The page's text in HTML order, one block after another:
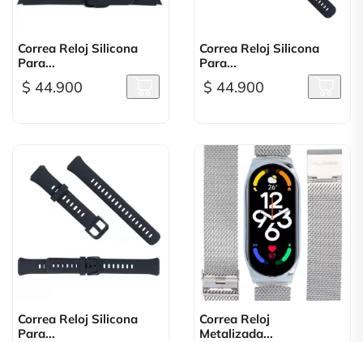
Correa Reloj Silicona
Para...
$ 44.900
Correa Reloj Silicona
Para...
$ 44.900
Correa Reloj Silicona
Para...
Correa Reloj
Metalizada...